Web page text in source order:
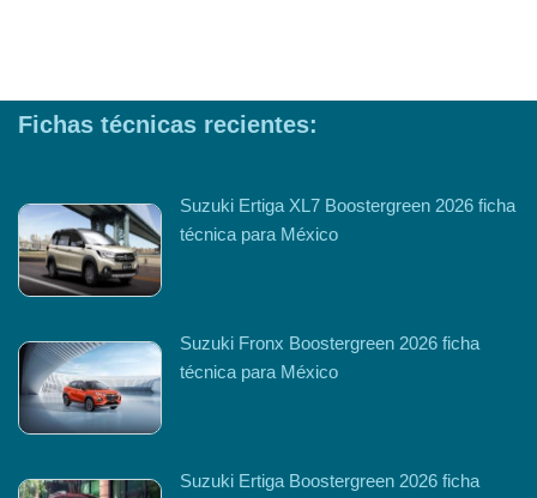
Fichas técnicas recientes:
Suzuki Ertiga XL7 Boostergreen 2026 ficha
técnica para México
Suzuki Fronx Boostergreen 2026 ficha
técnica para México
Suzuki Ertiga Boostergreen 2026 ficha